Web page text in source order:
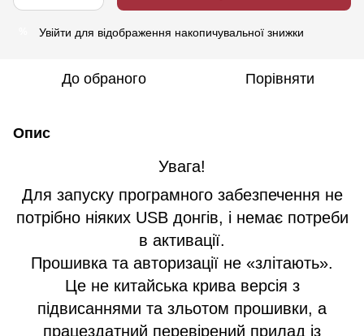
Увійти для відображення накопичувальної знижки
До обраного Порівняти
Опис
Увага!
Для запуску програмного забезпечення не
потрібно ніяких USB донгів, і немає потреби
в активації.
Прошивка та авторизації не «злітають».
Це не китайська крива версія з
підвисаннями та зльотом прошивки, а
працездатний перевірений прилад із